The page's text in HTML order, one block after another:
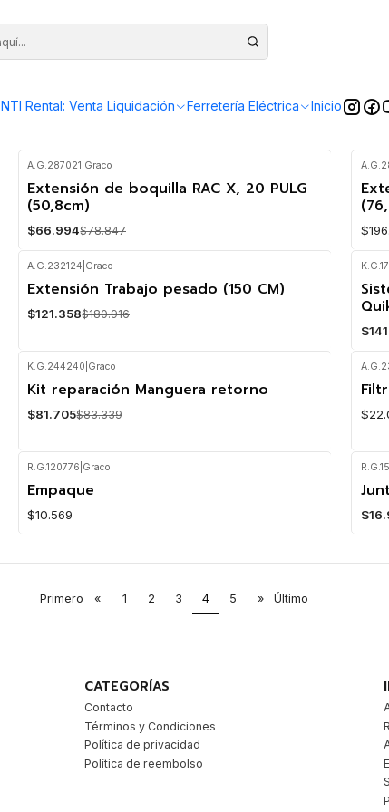
NTI Rental: Venta Liquidación Ferretería Eléctrica Inicio
-15%
OFF
A.G.287021 Graco
Extensión de boquilla RAC X, 20 PULG
(50,8cm)
$66.994$78.847
-33%
OFF
A.G.232124 Graco
Extensión Trabajo pesado (150 CM)
$121.358$180.916
-
-2%
OFF
K.G.244240 Graco
Kit reparación Manguera retorno
$81.705$83.339
R.G.120776 Graco
Empaque
$10.569
-
Primero « 1 2 3 4 5 » Último
CATEGORÍAS
Contacto
Términos y Condiciones
Política de privacidad
Política de reembolso